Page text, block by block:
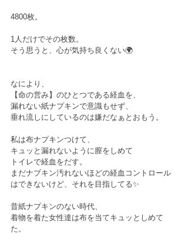
4800枚。﻿
1人だけでその枚数。﻿
そう思うと、心が気持ち良くない🌍﻿
なにより、﻿
【命の営み】のひとつである経血を、﻿
漏れない紙ナプキンで意識もせず、﻿
垂れ流しにしているのは嫌だなぁとおもう。﻿
私は布ナプキンつけて、﻿
キュッと漏れないように膣をしめて﻿
トイレで経血をだす。﻿
まだナプキン汚れないほどの経血コントロール
はできないけど、それを目指してる✨﻿
昔紙ナプキンのない時代、﻿
着物を着た女性達は布を当てキュッとしめて
た。﻿